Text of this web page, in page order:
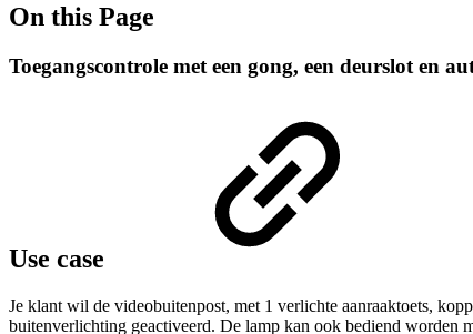
On this Page
Toegangscontrole met een gong, een deurslot en
Use case
Je klant wil de videobuitenpost, met 1 verlichte aanraaktoets,
buitenverlichting geactiveerd. De lamp kan ook bediend worden